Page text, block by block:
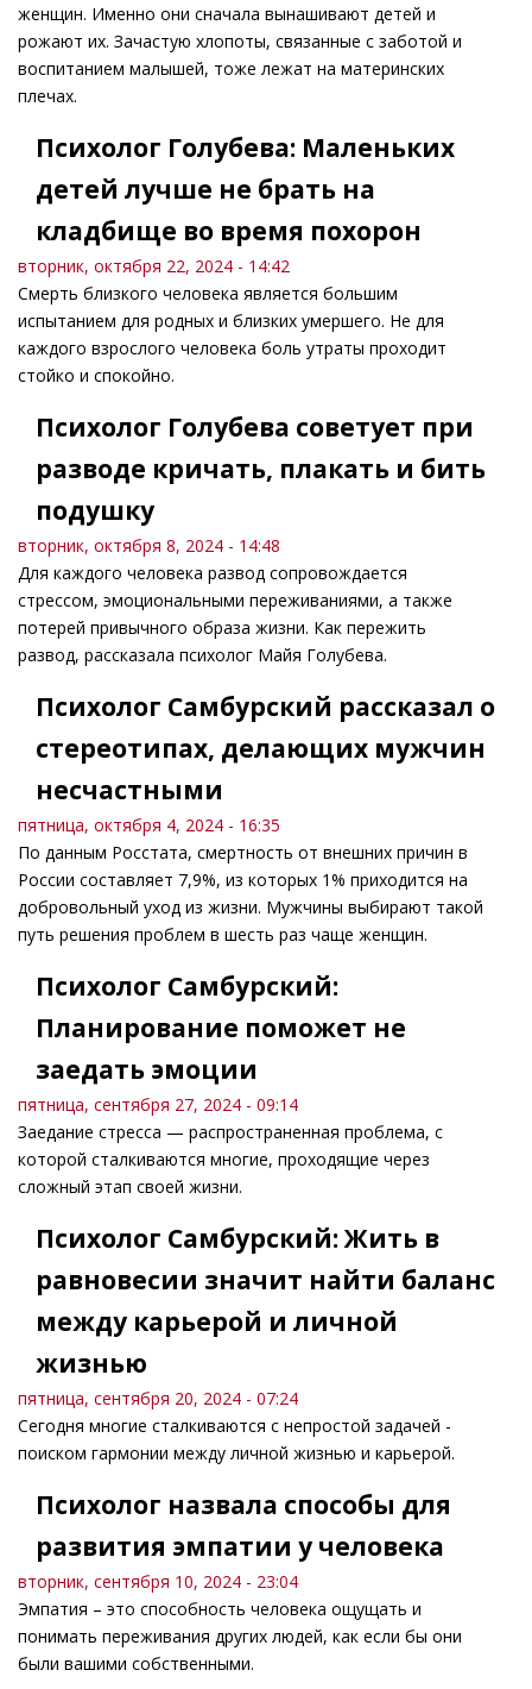
женщин. Именно они сначала вынашивают детей и
рожают их. Зачастую хлопоты, связанные с заботой и
воспитанием малышей, тоже лежат на материнских
плечах.
Психолог Голубева: Маленьких
детей лучше не брать на
кладбище во время похорон
вторник, октября 22, 2024 - 14:42
Смерть близкого человека является большим
испытанием для родных и близких умершего. Не для
каждого взрослого человека боль утраты проходит
стойко и спокойно.
Психолог Голубева советует при
разводе кричать, плакать и бить
подушку
вторник, октября 8, 2024 - 14:48
Для каждого человека развод сопровождается
стрессом, эмоциональными переживаниями, а также
потерей привычного образа жизни. Как пережить
развод, рассказала психолог Майя Голубева.
Психолог Самбурский рассказал о
стереотипах, делающих мужчин
несчастными
пятница, октября 4, 2024 - 16:35
По данным Росстата, смертность от внешних причин в
России составляет 7,9%, из которых 1% приходится на
добровольный уход из жизни. Мужчины выбирают такой
путь решения проблем в шесть раз чаще женщин.
Психолог Самбурский:
Планирование поможет не
заедать эмоции
пятница, сентября 27, 2024 - 09:14
Заедание стресса — распространенная проблема, с
которой сталкиваются многие, проходящие через
сложный этап своей жизни.
Психолог Самбурский: Жить в
равновесии значит найти баланс
между карьерой и личной
жизнью
пятница, сентября 20, 2024 - 07:24
Сегодня многие сталкиваются с непростой задачей -
поиском гармонии между личной жизнью и карьерой.
Психолог назвала способы для
развития эмпатии у человека
вторник, сентября 10, 2024 - 23:04
Эмпатия – это способность человека ощущать и
понимать переживания других людей, как если бы они
были вашими собственными.